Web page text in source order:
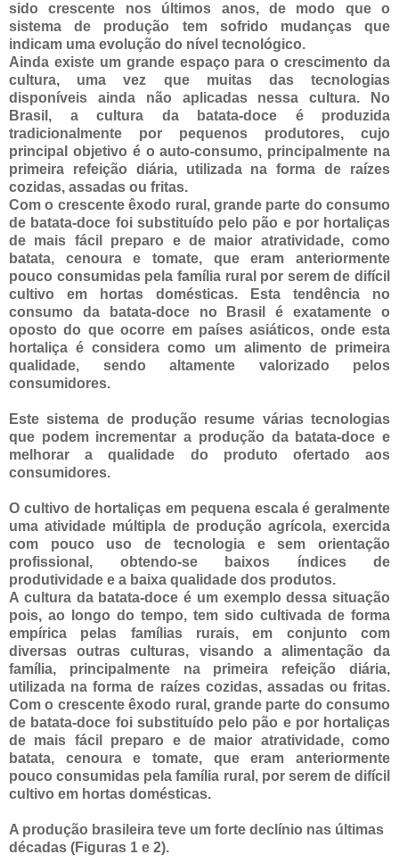
sido crescente nos últimos anos, de modo que o
sistema de produção tem sofrido mudanças que
indicam uma evolução do nível tecnológico.
Ainda existe um grande espaço para o crescimento da
cultura, uma vez que muitas das tecnologias
disponíveis ainda não aplicadas nessa cultura. No
Brasil, a cultura da batata-doce é produzida
tradicionalmente por pequenos produtores, cujo
principal objetivo é o auto-consumo, principalmente na
primeira refeição diária, utilizada na forma de raízes
cozidas, assadas ou fritas.
Com o crescente êxodo rural, grande parte do consumo
de batata-doce foi substituído pelo pão e por hortaliças
de mais fácil preparo e de maior atratividade, como
batata, cenoura e tomate, que eram anteriormente
pouco consumidas pela família rural por serem de difícil
cultivo em hortas domésticas. Esta tendência no
consumo da batata-doce no Brasil é exatamente o
oposto do que ocorre em países asiáticos, onde esta
hortaliça é considera como um alimento de primeira
qualidade, sendo altamente valorizado pelos
consumidores.
Este sistema de produção resume várias tecnologias
que podem incrementar a produção da batata-doce e
melhorar a qualidade do produto ofertado aos
consumidores.
O cultivo de hortaliças em pequena escala é geralmente
uma atividade múltipla de produção agrícola, exercida
com pouco uso de tecnologia e sem orientação
profissional, obtendo-se baixos índices de
produtividade e a baixa qualidade dos produtos.
A cultura da batata-doce é um exemplo dessa situação
pois, ao longo do tempo, tem sido cultivada de forma
empírica pelas famílias rurais, em conjunto com
diversas outras culturas, visando a alimentação da
família, principalmente na primeira refeição diária,
utilizada na forma de raízes cozidas, assadas ou fritas.
Com o crescente êxodo rural, grande parte do consumo
de batata-doce foi substituído pelo pão e por hortaliças
de mais fácil preparo e de maior atratividade, como
batata, cenoura e tomate, que eram anteriormente
pouco consumidas pela família rural, por serem de difícil
cultivo em hortas domésticas.
A produção brasileira teve um forte declínio nas últimas
décadas (Figuras 1 e 2).